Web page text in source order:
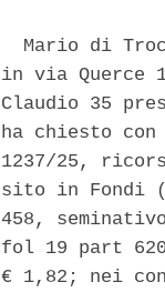
Mario di
in via Querce
Claudio 35
ha chiesto
1237/25,
sito in Fondi
458,
fol 19 part
€ 1,82; nei